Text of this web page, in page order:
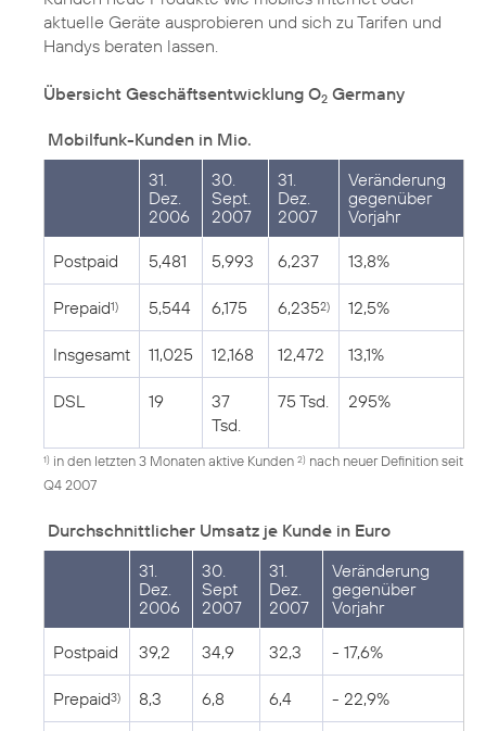
aktuelle Geräte ausprobieren und sich zu Tarifen und
Handys beraten lassen.
Übersicht Geschäftsentwicklung O2 Germany
Mobilfunk-Kunden in Mio.
31.
Dez.
2006
30.
Sept.
2007
31.
Dez.
2007
Veränderung
gegenüber
Vorjahr
Postpaid 5,481 5,993 6,237 13,8%
Prepaid1) 5,544 6,175 6,2352) 12,5%
Insgesamt 11,025 12,168 12,472 13,1%
DSL 19
37
Tsd.
75 Tsd. 295%
1) in den letzten 3 Monaten aktive Kunden 2) nach neuer Definition seit
Q4 2007
Durchschnittlicher Umsatz je Kunde in Euro
31.
Dez.
2006
30.
Sept
2007
31.
Dez.
2007
Veränderung
gegenüber
Vorjahr
Postpaid 39,2 34,9 32,3 - 17,6%
Prepaid3) 8,3 6,8 6,4 - 22,9%